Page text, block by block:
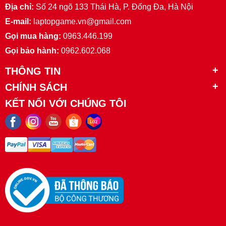
5. Thiết kế & Tản nhiệt
Siêu mỏng nhẹ
Địa chỉ: Số 24 ngõ 133 Thái Hà, P. Đống Đa, Hà Nội
E-mail: laptopgame.vn@gmail.com
Gọi mua hàng: 0963.446.199
Gọi bảo hành: 0962.602.068
THÔNG TIN
CHÍNH SÁCH
KẾT NỐI VỚI CHÚNG TÔI